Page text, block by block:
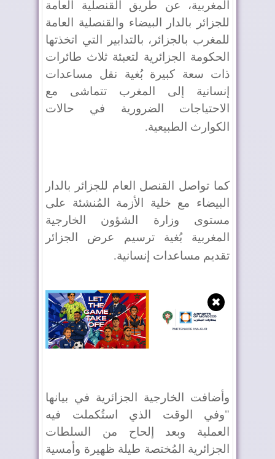
المغربية، عن طريق القنصلية العامة
للجزائر بالدار البيضاء والقنصلية العامة
للمغرب بالجزائر، بالتدابير التي اتخذتها
الحكومة الجزائرية لتعبئة ثلاث طائرات
ذات سعة كبيرة بُغية نقل مساعدات
إنسانية إلى المغرب تتماشى مع
الاحتياجات الضرورية في حالات
الكوارث الطبيعية.
كما تواصل القنصل العام للجزائر بالدار
البيضاء مع خلية الأزمة المُنشئة على
مستوى وزارة الشؤون الخارجية
المغربية بُغية ترسيم عرض الجزائر
تقديم مساعدات إنسانية.
✖
وأضافت الخارجية الجزائرية في بيانها
"وفي الوقت الذي استُكملت فيه
العملية وبعد إلحاح من السلطات
الجزائرية المُختصة طيلة ظهيرة وأمسية